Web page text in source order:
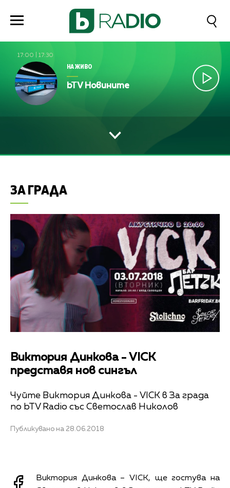
17:00 17:30
НА ЖИВО
bTV Новините
ЗА ГРАДА
Виктория Динкова - VICK
представя нов сингъл
Чуйте Виктория Динкова - VICK в За града
по bTV Radio със Светослав Николов
Публикувано на 28.06.2018
Виктория Динкова – VICK, ще гостува на